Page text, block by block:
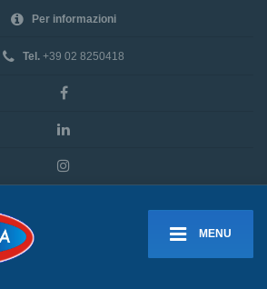
Per informazioni
Tel. +39 02 8250418
MENU